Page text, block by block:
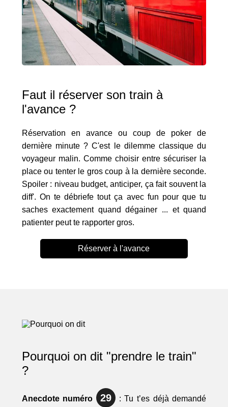
Faut il réserver son train à
l'avance ?
Réservation en avance ou coup de poker de
dernière minute ? C'est le dilemme classique du
voyageur malin. Comme choisir entre sécuriser la
place ou tenter le gros coup à la dernière seconde.
Spoiler : niveau budget, anticiper, ça fait souvent la
diff'. On te débriefe tout ça avec fun pour que tu
saches exactement quand dégainer ... et quand
patienter peut te rapporter gros.
Réserver à l'avance
Pourquoi on dit "prendre le train"
?
Anecdote numéro 29 : Tu t’es déjà demandé